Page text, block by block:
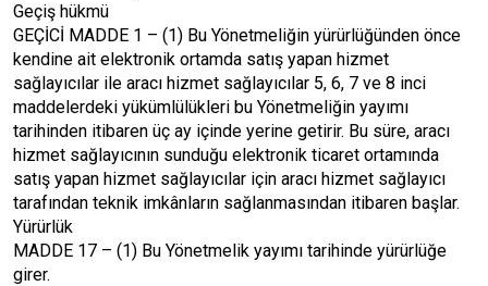
Geçiş hükmü
GEÇİCİ MADDE 1 – (1) Bu Yönetmeliğin yürürlüğünden önce
kendine ait elektronik ortamda satış yapan hizmet
sağlayıcılar ile aracı hizmet sağlayıcılar 5, 6, 7 ve 8 inci
maddelerdeki yükümlülükleri bu Yönetmeliğin yayımı
tarihinden itibaren üç ay içinde yerine getirir. Bu süre, aracı
hizmet sağlayıcının sunduğu elektronik ticaret ortamında
satış yapan hizmet sağlayıcılar için aracı hizmet sağlayıcı
tarafından teknik imkânların sağlanmasından itibaren başlar.
Yürürlük
MADDE 17 – (1) Bu Yönetmelik yayımı tarihinde yürürlüğe
girer.